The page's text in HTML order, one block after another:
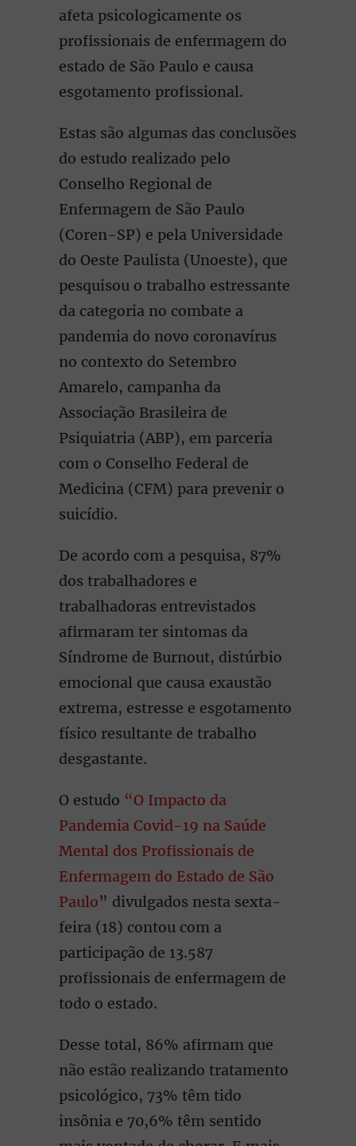
afeta psicologicamente os
profissionais de enfermagem do
estado de São Paulo e causa
esgotamento profissional.
Estas são algumas das conclusões
do estudo realizado pelo
Conselho Regional de
Enfermagem de São Paulo
(Coren-SP) e pela Universidade
do Oeste Paulista (Unoeste), que
pesquisou o trabalho estressante
da categoria no combate a
pandemia do novo coronavírus
no contexto do Setembro
Amarelo, campanha da
Associação Brasileira de
Psiquiatria (ABP), em parceria
com o Conselho Federal de
Medicina (CFM) para prevenir o
suicídio.
De acordo com a pesquisa, 87%
dos trabalhadores e
trabalhadoras entrevistados
afirmaram ter sintomas da
Síndrome de Burnout, distúrbio
emocional que causa exaustão
extrema, estresse e esgotamento
físico resultante de trabalho
desgastante.
O estudo “O Impacto da
Pandemia Covid-19 na Saúde
Mental dos Profissionais de
Enfermagem do Estado de São
Paulo” divulgados nesta sexta-
feira (18) contou com a
participação de 13.587
profissionais de enfermagem de
todo o estado.
Desse total, 86% afirmam que
não estão realizando tratamento
psicológico, 73% têm tido
insônia e 70,6% têm sentido